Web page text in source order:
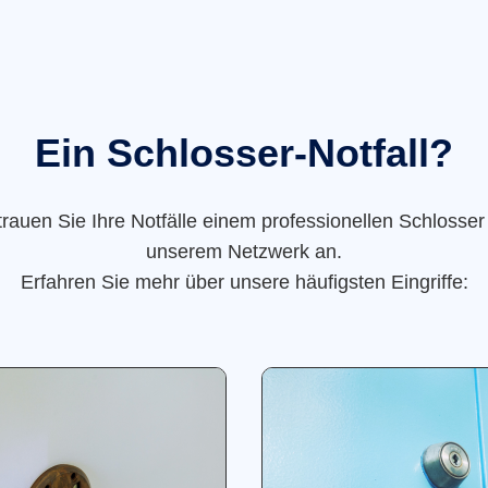
Ein Schlosser-Notfall?
Sie Ihre Notfälle einem professionellen
unserem Netzwerk an.
Erfahren Sie mehr über unsere häufigsten Eingriffe: